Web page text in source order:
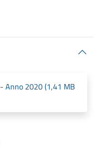
Anno 2020 (1,41 MB